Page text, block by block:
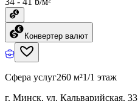
Конвертер валют
Сфера услуг260 м²1/1 этаж
г. Минск, ул. Кальварийская, 33